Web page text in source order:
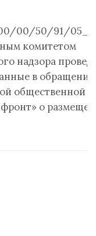
00/50/91/
комитетом
надзора
в обращении
общественной
о